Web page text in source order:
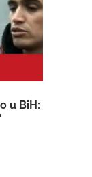
u BiH: